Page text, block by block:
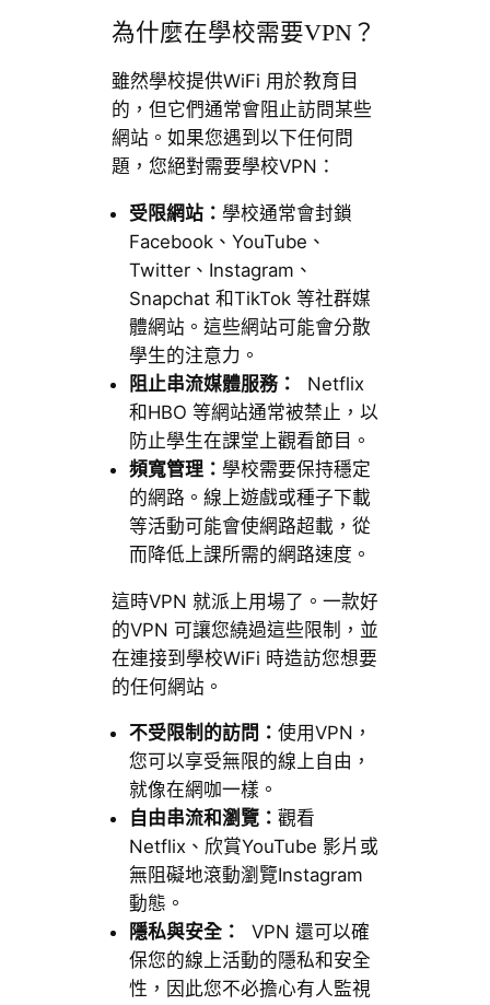
為什麼在學校需要VPN？
雖然學校提供WiFi 用於教育目
的，但它們通常會阻止訪問某些
網站。如果您遇到以下任何問
題，您絕對需要學校VPN：
受限網站： 學校通常會封鎖
Facebook、YouTube、
Twitter、Instagram、
Snapchat 和TikTok 等社群媒
體網站。這些網站可能會分散
學生的注意力。
阻止串流媒體服務：
Netflix
和HBO 等網站通常被禁止，以
防止學生在課堂上觀看節目。
頻寬管理： 學校需要保持穩定
的網路。線上遊戲或種子下載
等活動可能會使網路超載，從
而降低上課所需的網路速度。
這時VPN 就派上用場了。一款好
的VPN 可讓您繞過這些限制，並
在連接到學校WiFi 時造訪您想要
的任何網站。
不受限制的訪問： 使用VPN，
您可以享受無限的線上自由，
就像在網咖一樣。
自由串流和瀏覽： 觀看
Netflix、欣賞YouTube 影片或
無阻礙地滾動瀏覽Instagram
動態。
隱私與安全：
VPN 還可以確
保您的線上活動的隱私和安全
性，因此您不必擔心有人監視